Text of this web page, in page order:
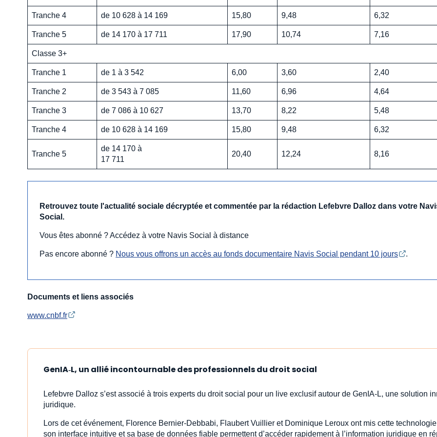
Tranche 4 de 10 628 à 14 169 15,80 9,48 6,32
Tranche 5 de 14 170 à 17 711 17,90 10,74 7,16
Classe 3+
Tranche 1 de 1 à 3 542 6,00 3,60 2,40
Tranche 2 de 3 543 à 7 085 11,60 6,96 4,64
Tranche 3 de 7 086 à 10 627 13,70 8,22 5,48
Tranche 4 de 10 628 à 14 169 15,80 9,48 6,32
Tranche 5
de 14 170 à
17 711
20,40 12,24 8,16
Retrouvez toute l'actualité sociale décryptée et commentée par la rédaction Lefebvre Dalloz dans votre
Social.
Vous êtes abonné ? Accédez à votre Navis Social à distance
Pas encore abonné ? Nous vous offrons un accès au fonds documentaire Navis Social pendant 10 jours .
Documents et liens associés
www.cnbf.fr
GenIA‑L, un allié incontournable des professionnels du droit social
Lefebvre Dalloz s’est associé à trois experts du droit social pour un live exclusif autour de GenIA‑L, une solution
juridique.
Lors de cet événement, Florence Bernier-Debbabi, Flaubert Vuillier et Dominique Leroux ont mis cette
son interface intuitive et sa base de données fiable permettent d’accéder rapidement à l’information juridique en